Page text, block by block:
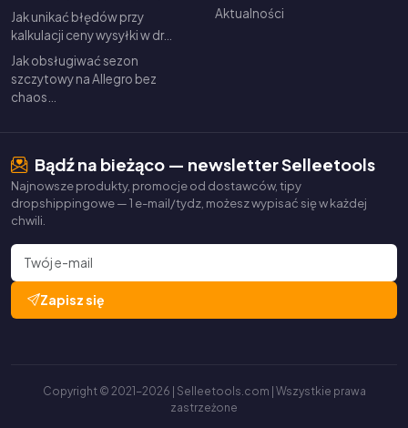
Jak unikać błędów przy
kalkulacji ceny wysyłki w dr…
Jak obsługiwać sezon
szczytowy na Allegro bez
chaos…
Aktualności
Bądź na bieżąco — newsletter Selleetools
Najnowsze produkty, promocje od dostawców, tipy
dropshippingowe — 1 e-mail/tydz, możesz wypisać się w każdej
chwili.
Zapisz się
Copyright © 2021-2026 | Selleetools.com | Wszystkie prawa
zastrzeżone